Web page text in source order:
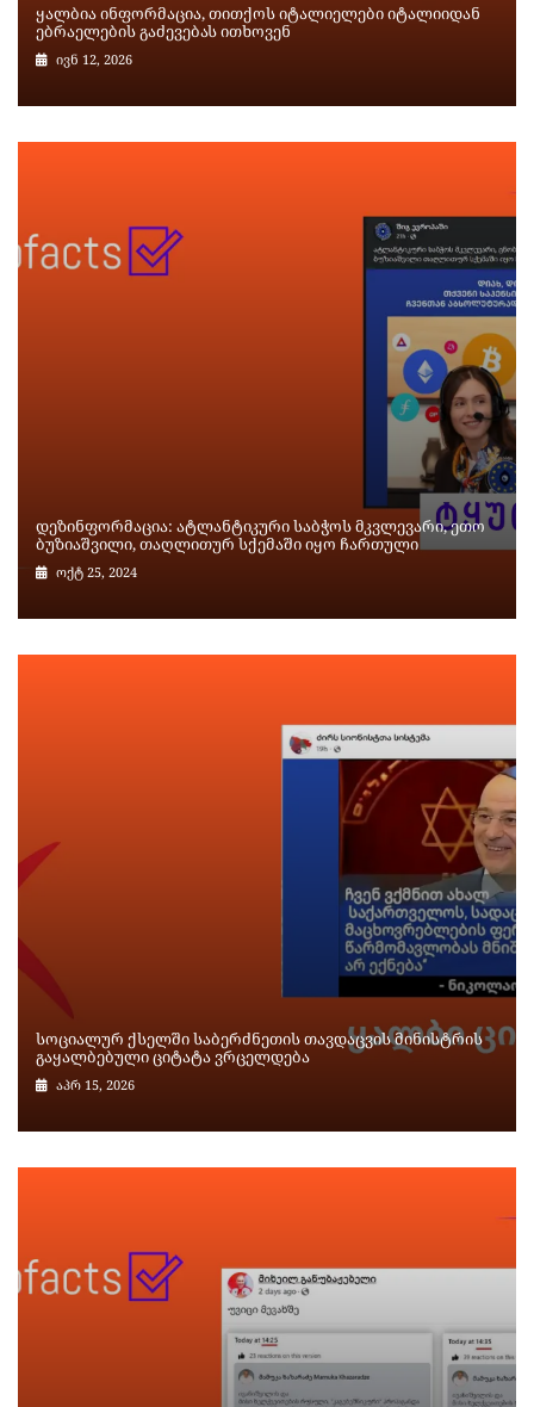
ყალბია ინფორმაცია, თითქოს იტალიელები იტალიიდან
ებრაელების გაძევებას ითხოვენ
ივნ 12, 2026
დეზინფორმაცია: ატლანტიკური საბჭოს მკვლევარი, ეთო
ბუზიაშვილი, თაღლითურ სქემაში იყო ჩართული
ოქტ 25, 2024
სოციალურ ქსელში საბერძნეთის თავდაცვის მინისტრის
გაყალბებული ციტატა ვრცელდება
აპრ 15, 2026